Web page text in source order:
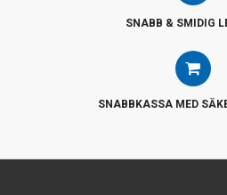
SNABB & SMIDIG
SNABBKASSA MED